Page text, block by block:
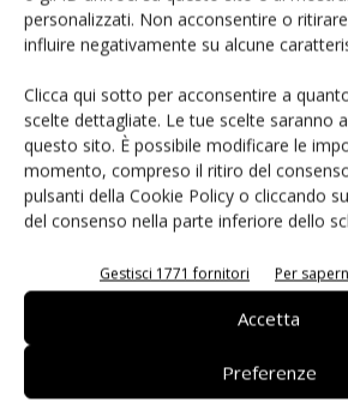
personalizzati. Non acconsentire o
influire negativamente su alcune
Clicca qui sotto per acconsentire a
scelte dettagliate. Le tue scelte saranno
questo sito. È possibile modificare le
momento, compreso il ritiro del
pulsanti della Cookie Policy o cliccando
del consenso nella parte inferiore dello
Gestisci 1771 fornitori Per
Accetta
Preferenze
rapporto prestazioni/prezzo. I nostri
sempre a stretto contatto con i
operatori di rete aziendali con
loro esigenze in termini di
monitoraggio end-to-end basato su
massimizzare la soddisfazione
minor TCO possibile.
TAG Cambium Networks